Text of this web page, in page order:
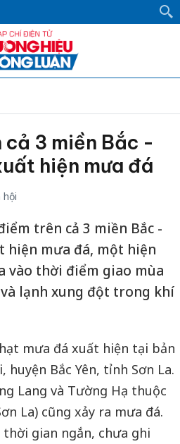
3 miền Bắc -
hiện mưa đá
hội
trên cả 3 miền Bắc -
hiện mưa đá, một hiện
vào thời điểm giao mùa
lạnh xung đột trong khí
mưa đá xuất hiện tại bản
huyện Bắc Yên, tỉnh Sơn La.
Lang và Tường Hạ thuộc
La) cũng xảy ra mưa đá.
gian ngắn, chưa ghi